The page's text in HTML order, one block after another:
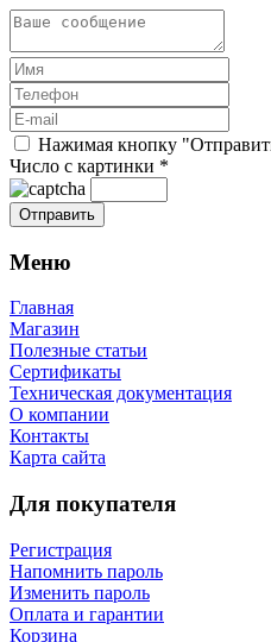
Нажимая кнопку
Число с картинки *
Меню
Главная
Магазин
Полезные статьи
Сертификаты
Техническая документация
О компании
Контакты
Карта сайта
Для покупателя
Регистрация
Напомнить пароль
Изменить пароль
Оплата и гарантии
Корзина